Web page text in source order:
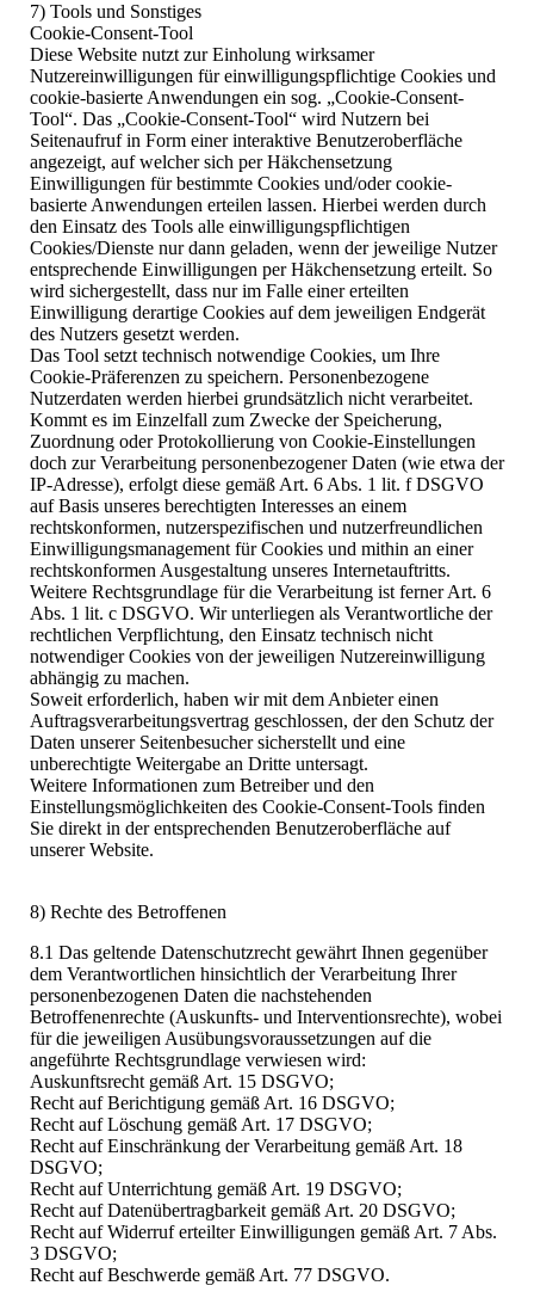
7) Tools und Sonstiges
Cookie-Consent-Tool
Diese Website nutzt zur Einholung wirksamer
Nutzereinwilligungen für einwilligungspflichtige Cookies und
cookie-basierte Anwendungen ein sog. „Cookie-Consent-
Tool“. Das „Cookie-Consent-Tool“ wird Nutzern bei
Seitenaufruf in Form einer interaktive Benutzeroberfläche
angezeigt, auf welcher sich per Häkchensetzung
Einwilligungen für bestimmte Cookies und/oder cookie-
basierte Anwendungen erteilen lassen. Hierbei werden durch
den Einsatz des Tools alle einwilligungspflichtigen
Cookies/Dienste nur dann geladen, wenn der jeweilige Nutzer
entsprechende Einwilligungen per Häkchensetzung erteilt. So
wird sichergestellt, dass nur im Falle einer erteilten
Einwilligung derartige Cookies auf dem jeweiligen Endgerät
des Nutzers gesetzt werden.
Das Tool setzt technisch notwendige Cookies, um Ihre
Cookie-Präferenzen zu speichern. Personenbezogene
Nutzerdaten werden hierbei grundsätzlich nicht verarbeitet.
Kommt es im Einzelfall zum Zwecke der Speicherung,
Zuordnung oder Protokollierung von Cookie-Einstellungen
doch zur Verarbeitung personenbezogener Daten (wie etwa der
IP-Adresse), erfolgt diese gemäß Art. 6 Abs. 1 lit. f DSGVO
auf Basis unseres berechtigten Interesses an einem
rechtskonformen, nutzerspezifischen und nutzerfreundlichen
Einwilligungsmanagement für Cookies und mithin an einer
rechtskonformen Ausgestaltung unseres Internetauftritts.
Weitere Rechtsgrundlage für die Verarbeitung ist ferner Art. 6
Abs. 1 lit. c DSGVO. Wir unterliegen als Verantwortliche der
rechtlichen Verpflichtung, den Einsatz technisch nicht
notwendiger Cookies von der jeweiligen Nutzereinwilligung
abhängig zu machen.
Soweit erforderlich, haben wir mit dem Anbieter einen
Auftragsverarbeitungsvertrag geschlossen, der den Schutz der
Daten unserer Seitenbesucher sicherstellt und eine
unberechtigte Weitergabe an Dritte untersagt.
Weitere Informationen zum Betreiber und den
Einstellungsmöglichkeiten des Cookie-Consent-Tools finden
Sie direkt in der entsprechenden Benutzeroberfläche auf
unserer Website.
8) Rechte des Betroffenen
8.1 Das geltende Datenschutzrecht gewährt Ihnen gegenüber
dem Verantwortlichen hinsichtlich der Verarbeitung Ihrer
personenbezogenen Daten die nachstehenden
Betroffenenrechte (Auskunfts- und Interventionsrechte), wobei
für die jeweiligen Ausübungsvoraussetzungen auf die
angeführte Rechtsgrundlage verwiesen wird:
Auskunftsrecht gemäß Art. 15 DSGVO;
Recht auf Berichtigung gemäß Art. 16 DSGVO;
Recht auf Löschung gemäß Art. 17 DSGVO;
Recht auf Einschränkung der Verarbeitung gemäß Art. 18
DSGVO;
Recht auf Unterrichtung gemäß Art. 19 DSGVO;
Recht auf Datenübertragbarkeit gemäß Art. 20 DSGVO;
Recht auf Widerruf erteilter Einwilligungen gemäß Art. 7 Abs.
3 DSGVO;
Recht auf Beschwerde gemäß Art. 77 DSGVO.